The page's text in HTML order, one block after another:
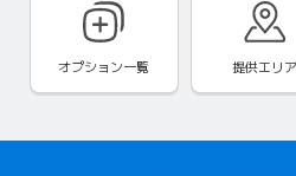
オプション一覧 提供エリア